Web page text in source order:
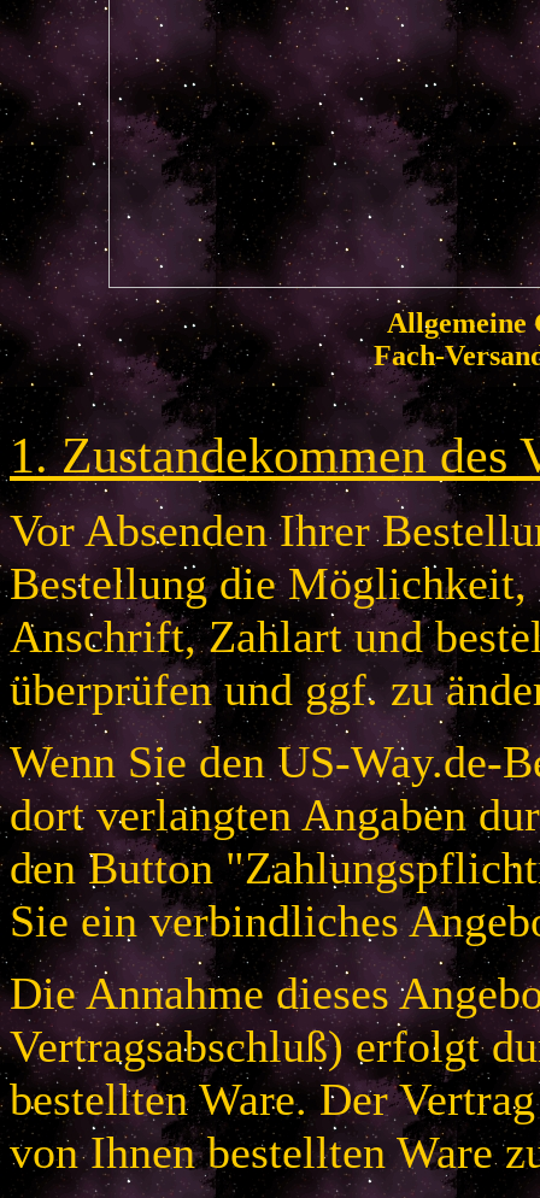
Allgemeine
Fach-
1. Zustandekommen des
Vor Absenden Ihrer
Bestellung die Möglichkeit,
Anschrift, Zahlart und
überprüfen und ggf. zu
Wenn Sie den US-Way.de-
dort verlangten Angaben
den Button
Sie ein verbindliches
Die Annahme dieses
Vertragsabschluß) erfolgt
bestellten Ware. Der
von Ihnen bestellten Ware